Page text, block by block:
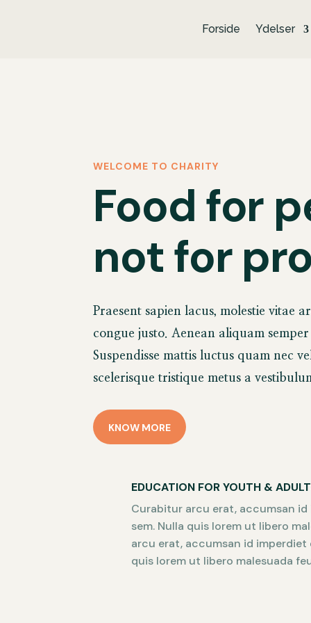
Forside Ydelser
WELCOME TO CHARITY
Food for
not for
Praesent sapien lacus, molestie vitae
congue justo. Aenean aliquam
Suspendisse mattis luctus quam nec
scelerisque tristique metus a
KNOW MORE
EDUCATION FOR YOUTH &
Curabitur arcu erat, accumsan
sem. Nulla quis lorem ut libero
arcu erat, accumsan id
quis lorem ut libero malesuada